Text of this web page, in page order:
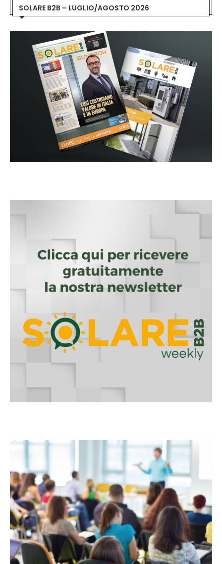
SOLARE B2B – LUGLIO/AGOSTO 2026